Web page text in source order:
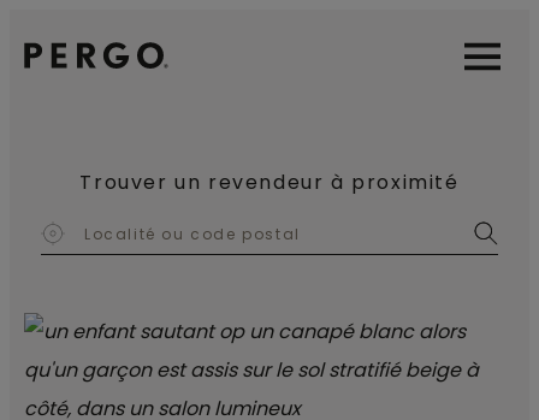
OpenOpen
Trouver un revendeur à proximité